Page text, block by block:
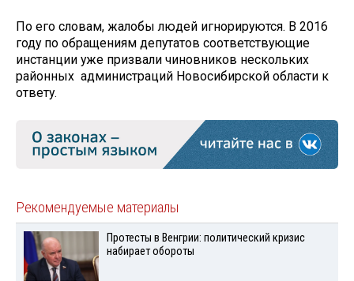
По его словам, жалобы людей игнорируются. В 2016
году по обращениям депутатов соответствующие
инстанции уже призвали чиновников нескольких
районных администраций Новосибирской области к
ответу.
Рекомендуемые материалы
Протесты в Венгрии: политический кризис
набирает обороты